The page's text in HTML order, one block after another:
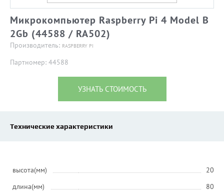
Микрокомпьютер Raspberry Pi 4 Model B
2Gb (44588 / RA502)
Производитель: RASPBERRY PI
Партномер: 44588
УЗНАТЬ СТОИМОСТЬ
Технические характеристики
высота(мм)
20
длина(мм)
80